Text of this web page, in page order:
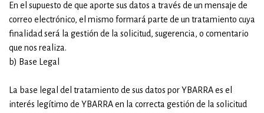
En el supuesto de que aporte sus datos a través de un mensaje de
correo electrónico, el mismo formará parte de un tratamiento cuya
finalidad será la gestión de la solicitud, sugerencia, o comentario
que nos realiza.
b) Base Legal
La base legal del tratamiento de sus datos por YBARRA es el
interés legítimo de YBARRA en la correcta gestión de la solicitud